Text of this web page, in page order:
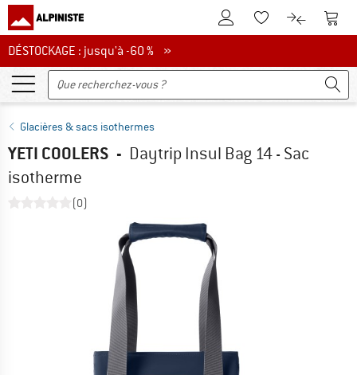
Vers le compte client
Vers la liste
Vers le
DÉSTOCKAGE : jusqu'à -60 %
DÉSTOCKAGE : jusqu'à -60 % »
Glacières & sacs isothermes
YETI COOLERS - Daytrip Insul Bag 14 - Sac
isotherme
(0)